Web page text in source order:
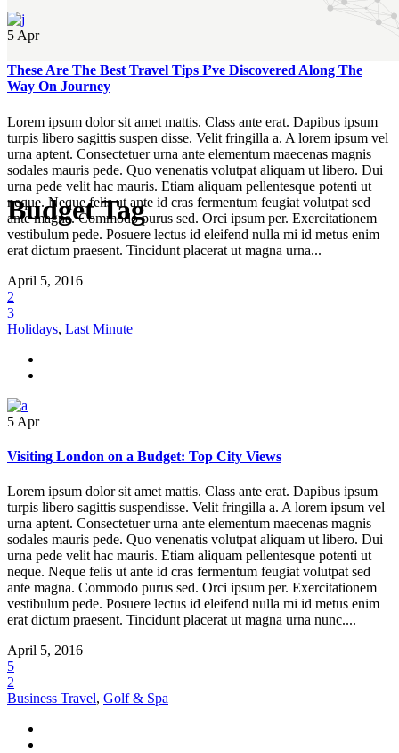
Budget Tag
5 Apr
These Are The Best Travel Tips I’ve Discovered Along The
Way On Journey
Lorem ipsum dolor sit amet mattis. Class ante erat. Dapibus ipsum
turpis libero sagittis suspen disse. Velit fringilla a. A lorem ipsum vel
urna aptent. Consectetuer urna ante elementum maecenas magnis
sodales mauris pede. Quo venenatis volutpat aliquam ut libero. Dui
urna pede velit hac mauris. Etiam aliquam pellentesque potenti ut
neque. Neque felis ut ante id cras fermentum feugiat volutpat sed
ante magna. Commodo purus sed. Orci ipsum per. Exercitationem
vestibulum pede. Posuere lectus id eleifend nulla mi id metus enim
erat dictum praesent. Tincidunt placerat ut magna urna...
April 5, 2016
2
3
Holidays, Last Minute
5 Apr
Visiting London on a Budget: Top City Views
Lorem ipsum dolor sit amet mattis. Class ante erat. Dapibus ipsum
turpis libero sagittis suspendisse. Velit fringilla a. A lorem ipsum vel
urna aptent. Consectetuer urna ante elementum maecenas magnis
sodales mauris pede. Quo venenatis volutpat aliquam ut libero. Dui
urna pede velit hac mauris. Etiam aliquam pellentesque potenti ut
neque. Neque felis ut ante id cras fermentum feugiat volutpat sed
ante magna. Commodo purus sed. Orci ipsum per. Exercitationem
vestibulum pede. Posuere lectus id eleifend nulla mi id metus enim
erat dictum praesent. Tincidunt placerat ut magna urna nunc....
April 5, 2016
5
2
Business Travel, Golf & Spa